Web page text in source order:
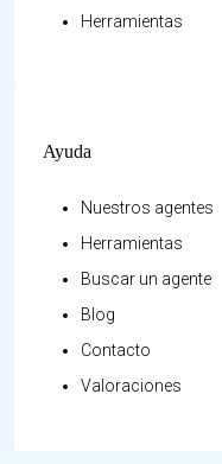
Herramientas
Ayuda
Nuestros agentes
Herramientas
Buscar un agente
Blog
Contacto
Valoraciones